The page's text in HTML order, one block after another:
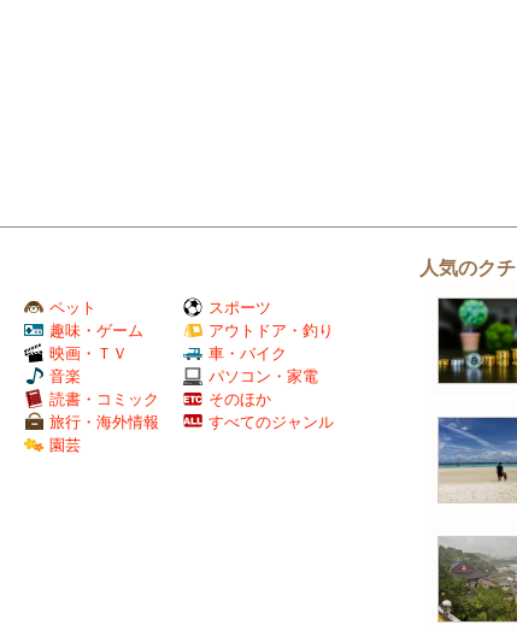
ペット
趣味・ゲーム
映画・ＴＶ
音楽
読書・コミック
旅行・海外情報
園芸
スポーツ
アウトドア・釣り
車・バイク
パソコン・家電
そのほか
すべてのジャンル
人気のク